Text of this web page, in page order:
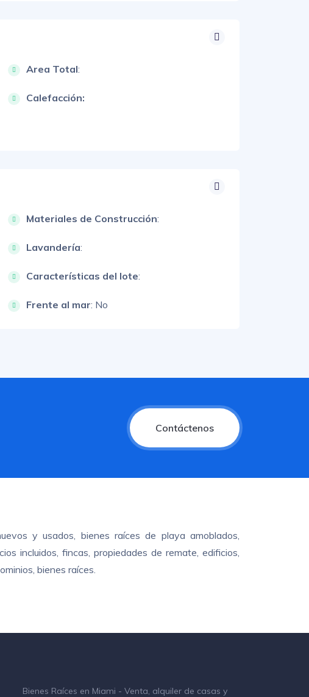
Area Total:
Calefacción:
Materiales de Construcción:
Lavandería:
Características del lote:
Frente al mar: No
Contáctenos
y usados, bienes raíces de playa amoblados,
incluidos, fincas, propiedades de remate, edificios,
bienes raíces.
Bienes Raíces en Miami - Venta, alquiler de casas y